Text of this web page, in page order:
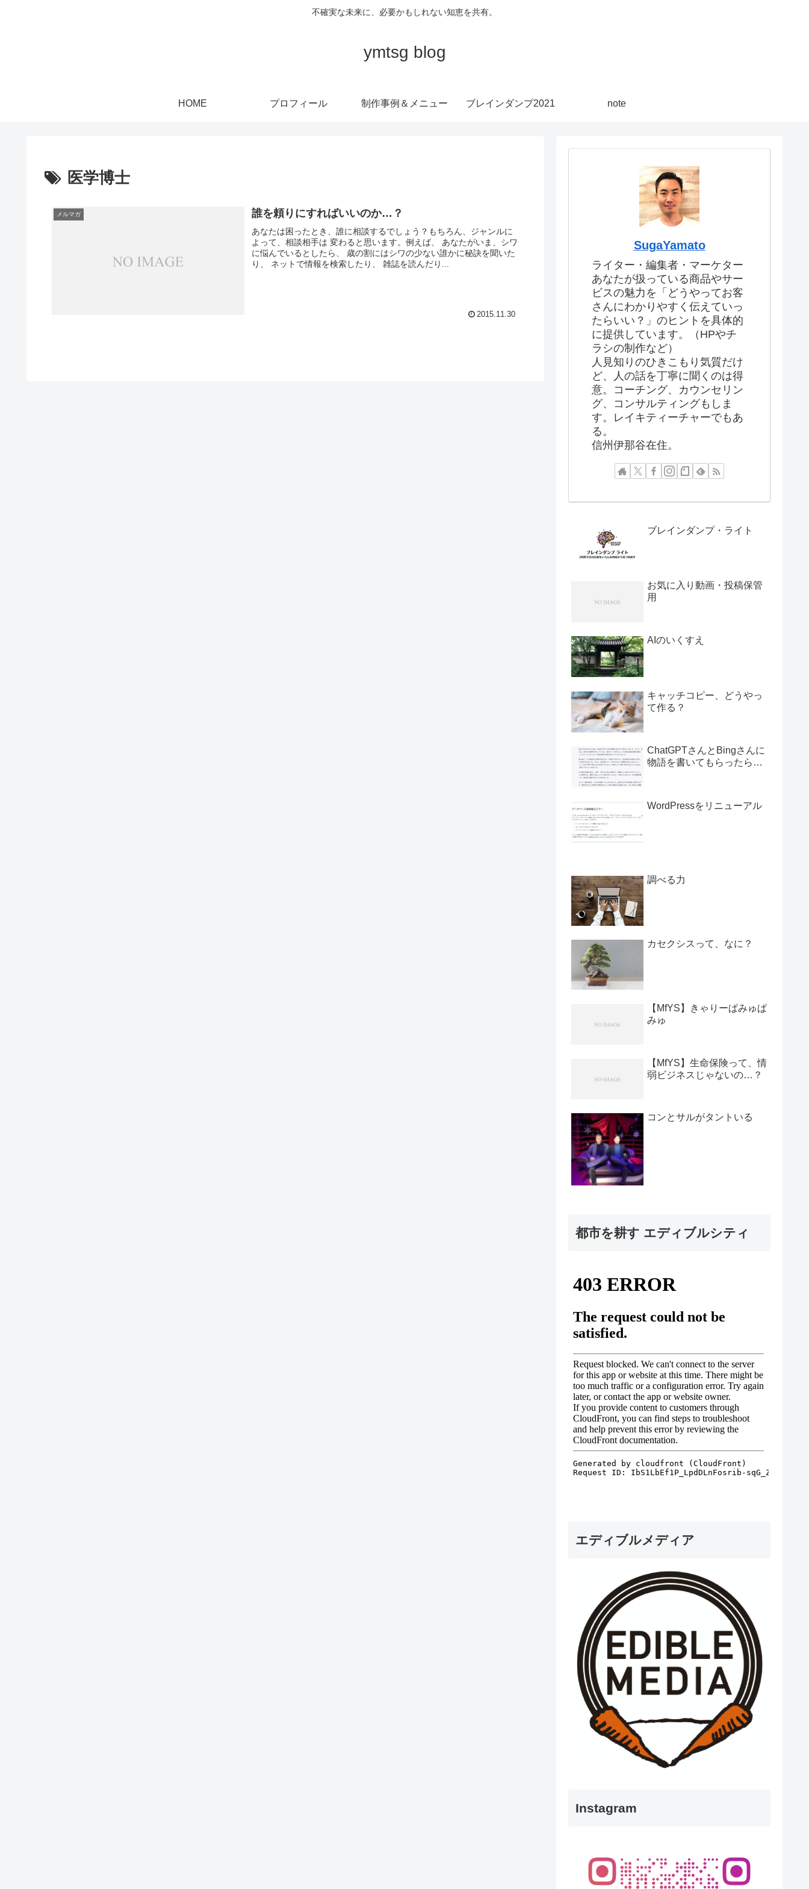
不確実な未来に、必要かもしれない知恵を共有。
ymtsg blog
HOME プロフィール 制作事例＆メニュー ブレインダンプ2021 note
医学博士
メルマガ 誰を頼りにすればいいのか…？
あなたは困ったとき、誰に相談するでしょう？もちろん、ジャンルに
よって、相談相手は 変わると思います。例えば、 あなたがいま、シワ
に悩んでいるとしたら、 歳の割にはシワの少ない誰かに秘訣を聞いた
り、 ネットで情報を検索したり、 雑誌を読んだり...
2015.11.30
SugaYamato
ライター・編集者・マーケター
あなたが扱っている商品やサー
ビスの魅力を「どうやってお客
さんにわかりやすく伝えていっ
たらいい？」のヒントを具体的
に提供しています。（HPやチ
ラシの制作など）
人見知りのひきこもり気質だけ
ど、人の話を丁寧に聞くのは得
意。コーチング、カウンセリン
グ、コンサルティングもしま
す。レイキティーチャーでもあ
る。
信州伊那谷在住。
ブレインダンプ・ライト
お気に入り動画・投稿保管
用
AIのいくすえ
キャッチコピー、どうやっ
て作る？
ChatGPTさんとBingさんに
物語を書いてもらったら…
WordPressをリニューアル
調べる力
カセクシスって、なに？
【MfYS】きゃりーぱみゅぱ
みゅ
【MfYS】生命保険って、情
弱ビジネスじゃないの…？
コンとサルがタントいる
都市を耕す エディブルシティ
エディブルメディア
Instagram